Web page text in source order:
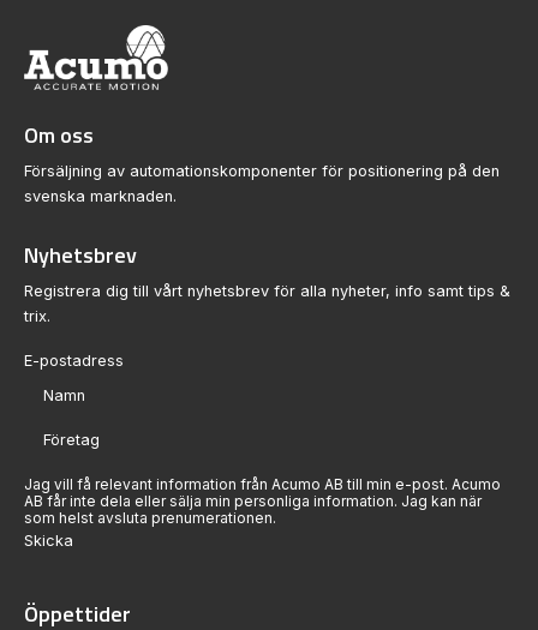
Om oss
Försäljning av automationskomponenter för positionering på den
svenska marknaden.
Nyhetsbrev
Registrera dig till vårt nyhetsbrev för alla nyheter, info samt tips &
trix.
Sektion
Jag vill få relevant information från Acumo AB till min e-post. Acumo
AB får inte dela eller sälja min personliga information. Jag kan när
som helst avsluta prenumerationen.
Skicka
Öppettider